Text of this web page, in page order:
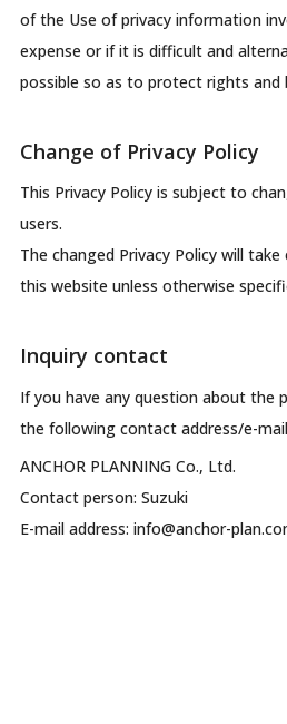
of the Use of privacy information
expense or if it is difficult and
possible so as to protect rights and
Change of Privacy Policy
This Privacy Policy is subject to
users.
The changed Privacy Policy will
this website unless otherwise
Inquiry contact
If you have any question about the
the following contact address/e-
ANCHOR PLANNING Co., Ltd.
Contact person: Suzuki
E-mail address: info@anchor-